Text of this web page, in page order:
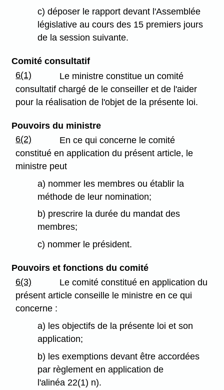
c) déposer le rapport devant l'Assemblée
législative au cours des 15 premiers jours
de la session suivante.
Comité consultatif
6(1)
Le ministre constitue un comité
consultatif chargé de le conseiller et de l'aider
pour la réalisation de l'objet de la présente loi.
Pouvoirs du ministre
6(2)
En ce qui concerne le comité
constitué en application du présent article, le
ministre peut
a) nommer les membres ou établir la
méthode de leur nomination;
b) prescrire la durée du mandat des
membres;
c) nommer le président.
Pouvoirs et fonctions du comité
6(3)
Le comité constitué en application du
présent article conseille le ministre en ce qui
concerne :
a) les objectifs de la présente loi et son
application;
b) les exemptions devant être accordées
par règlement en application de
l'alinéa 22(1) n).